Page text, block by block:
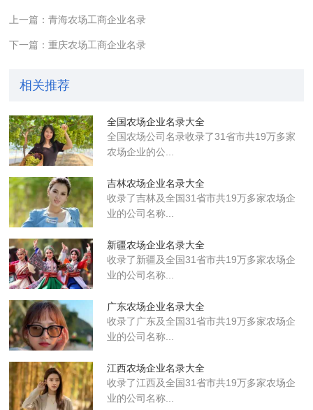
上一篇：青海农场工商企业名录
下一篇：重庆农场工商企业名录
相关推荐
全国农场企业名录大全
全国农场公司名录收录了31省市共19万多家
农场企业的公...
吉林农场企业名录大全
收录了吉林及全国31省市共19万多家农场企
业的公司名称...
新疆农场企业名录大全
收录了新疆及全国31省市共19万多家农场企
业的公司名称...
广东农场企业名录大全
收录了广东及全国31省市共19万多家农场企
业的公司名称...
江西农场企业名录大全
收录了江西及全国31省市共19万多家农场企
业的公司名称...